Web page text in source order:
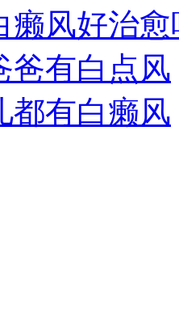
癞风好治愈
爸有白点风
都有白癞风